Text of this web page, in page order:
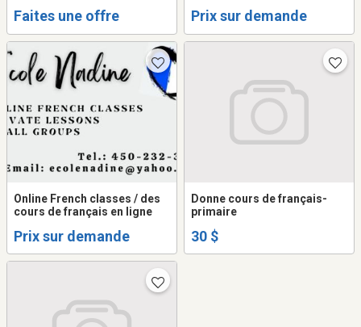
Faites une offre Prix sur demande
Online French classes / des
cours de français en ligne
Prix sur demande
Donne cours de français-
primaire
30 $